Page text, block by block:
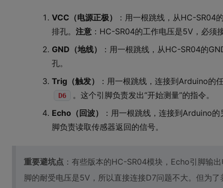
VCC（电源正极）
：用一根跳线，从HC-SR04
排孔。 注意 ：HC-SR04的工作电压是5V，必
GND（地线）
：用一根跳线，从HC-SR04的
孔。
Trig（触发）
：用一根跳线，连接到Arduino的
D6
。这个引脚负责发出“开始测量”的指令。
Echo（回波）
：用一根跳线，连接到Arduino的
脚负责读取传感器返回的信号。
重要避坑点 ：有些版本的HC-SR04模块，Echo引脚输
脚的耐受电压是5V，所以直接连接D7问题不大。但为